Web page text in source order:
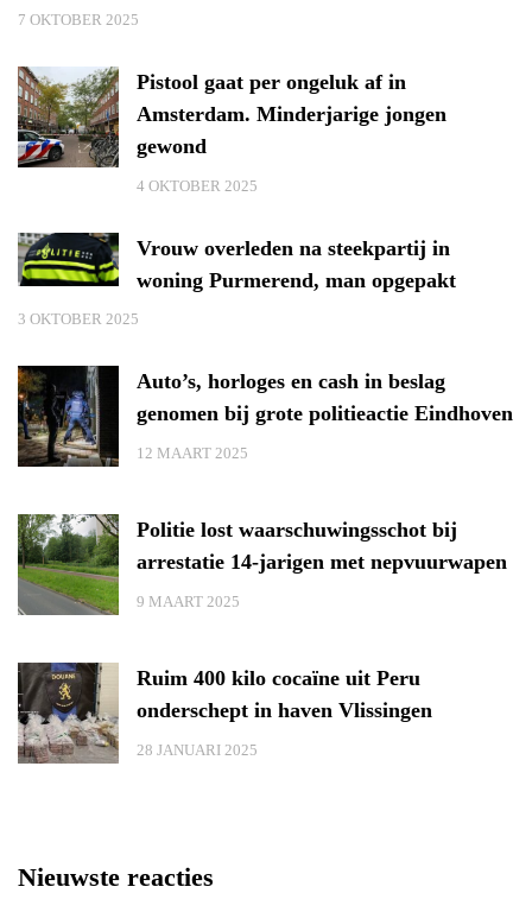
7 OKTOBER 2025
Pistool gaat per ongeluk af in
Amsterdam. Minderjarige jongen
gewond
4 OKTOBER 2025
Vrouw overleden na steekpartij in
woning Purmerend, man opgepakt
3 OKTOBER 2025
Auto’s, horloges en cash in beslag
genomen bij grote politieactie Eindhoven
12 MAART 2025
Politie lost waarschuwingsschot bij
arrestatie 14-jarigen met nepvuurwapen
9 MAART 2025
Ruim 400 kilo cocaïne uit Peru
onderschept in haven Vlissingen
28 JANUARI 2025
Nieuwste reacties